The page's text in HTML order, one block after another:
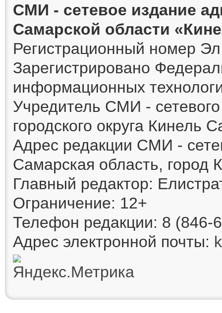
СМИ - сетевое издание
Самарской области
Регистрационный номер
Зарегистрировано
информационных
Учредитель СМИ -
городского округа Кинель
Адрес редакции СМИ -
Самарская область, город
Главный редактор:
Ограничение: 12+
Телефон редакции: 8 (846-
Адрес электронной почты: